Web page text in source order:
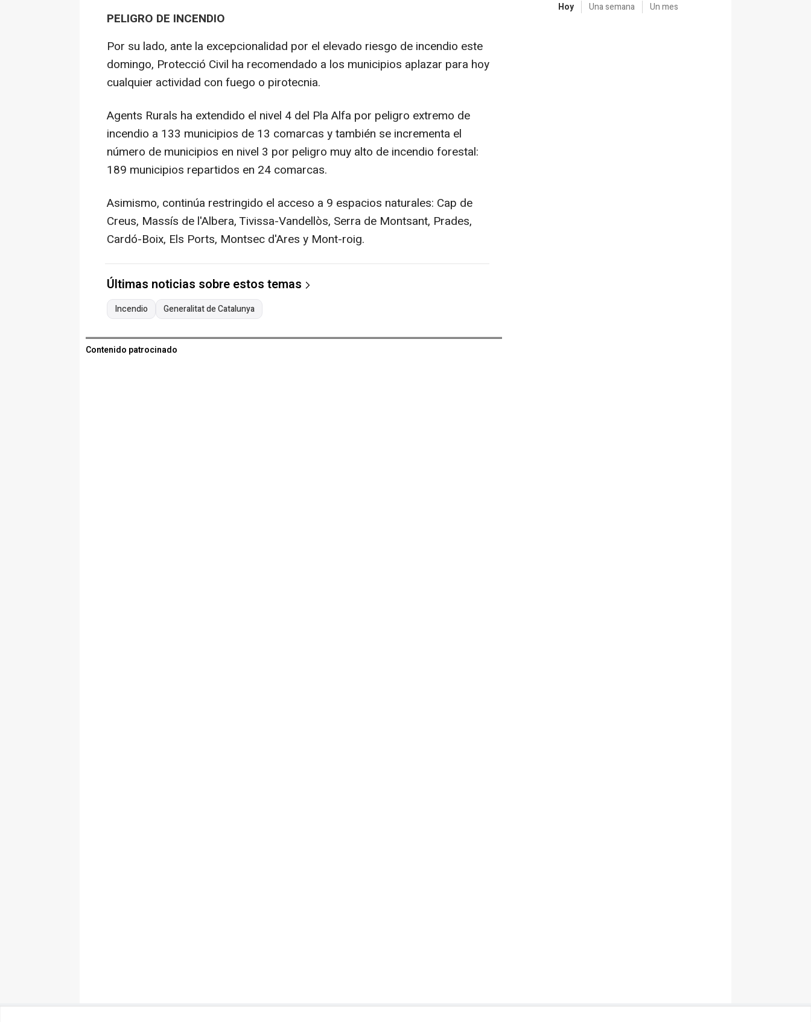
PELIGRO DE INCENDIO
Por su lado, ante la excepcionalidad por el elevado riesgo de incendio este
domingo, Protecció Civil ha recomendado a los municipios aplazar para hoy
cualquier actividad con fuego o pirotecnia.
Agents Rurals ha extendido el nivel 4 del Pla Alfa por peligro extremo de
incendio a 133 municipios de 13 comarcas y también se incrementa el
número de municipios en nivel 3 por peligro muy alto de incendio forestal:
189 municipios repartidos en 24 comarcas.
Asimismo, continúa restringido el acceso a 9 espacios naturales: Cap de
Creus, Massís de l'Albera, Tivissa-Vandellòs, Serra de Montsant, Prades,
Cardó-Boix, Els Ports, Montsec d'Ares y Mont-roig.
Últimas noticias sobre estos temas
Incendio Generalitat de Catalunya
Contenido patrocinado
Hoy Una semana Un mes